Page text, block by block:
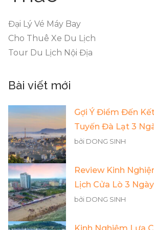
Đại Lý Vé Máy Bay
Cho Thuê Xe Du Lịch
Tour Du Lịch Nội Địa
Bài viết mới
Gợi Ý Điểm Đến
Tuyến Đà Lạt 3
bởi DONG SINH
Review Kinh
Lịch Cửa Lò 3
bởi DONG SINH